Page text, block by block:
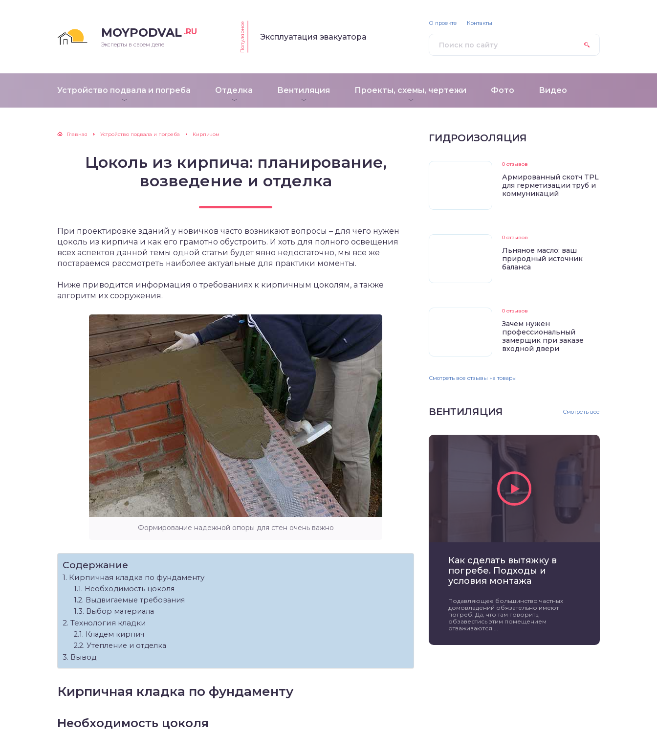
MOYPODVAL .RU
Эксперты в своем деле Популярное Эксплуатация эвакуатора
Устройство подвала и погреба Отделка Вентиляция Проекты, схемы, чертежи Фото Видео
О проекте Контакты
Главная Устройство подвала и погреба Кирпичом
Цоколь из кирпича: планирование,
возведение и отделка
При проектировке зданий у новичков часто возникают вопросы – для чего нужен
цоколь из кирпича и как его грамотно обустроить. И хоть для полного освещения
всех аспектов данной темы одной статьи будет явно недостаточно, мы все же
постараемся рассмотреть наиболее актуальные для практики моменты.
Ниже приводится информация о требованиях к кирпичным цоколям, а также
алгоритм их сооружения.
Формирование надежной опоры для стен очень важно
Содержание
Кирпичная кладка по фундаменту
Необходимость цоколя
Выдвигаемые требования
Выбор материала
Технология кладки
Кладем кирпич
Утепление и отделка
Вывод
Кирпичная кладка по фундаменту
Необходимость цоколя
ГИДРОИЗОЛЯЦИЯ
0 отзывов
Армированный скотч TPL
для герметизации труб и
коммуникаций
0 отзывов
Льняное масло: ваш
природный источник
баланса
0 отзывов
Зачем нужен
профессиональный
замерщик при заказе
входной двери
Смотреть все отзывы на товары
ВЕНТИЛЯЦИЯ Смотреть все
Как сделать вытяжку в
погребе. Подходы и
условия монтажа
Подавляющее большинство частных
домовладений обязательно имеют
погреб. Да, что там говорить,
обзавестись этим помещением
отваживаются ...